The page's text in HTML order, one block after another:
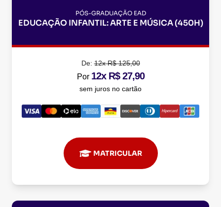
PÓS-GRADUAÇÃO EAD
EDUCAÇÃO INFANTIL: ARTE E MÚSICA (450H)
De:12x R$ 125,00
Por 12x R$ 27,90
sem juros no cartão
MATRICULAR